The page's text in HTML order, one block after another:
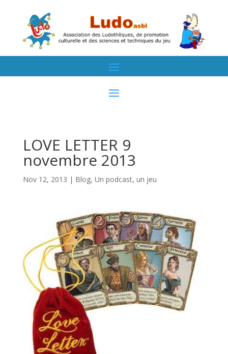
LOVE LETTER 9
novembre 2013
Nov 12, 2013 | Blog, Un podcast, un jeu